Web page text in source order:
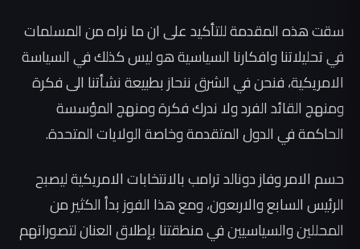
سقت هذه المقدمة للتأكيد على ان ما نراه من المسلمات
في تحليلاتنا وافكارنا السياسية هو ليس كذلك في السياسة
الامريكية، فنحن في الشرق ننحاز بطبيعة نشأتنا الى فكرة
ومنهج القائد الفرد ولا ندرك فكرة ومنهج المؤسسة
الحاكمة في الدول المتقدمة وخاصة الولايات المتحدة.
حسم الامر وفاز دونالد ترامب بالانتخابات الامريكية ليصبح
الرئيس السابع والاربعون، ومع هذا الفوز بدأ الكثير من
المحللين والسياسيين في منطقتنا بإطلاق العنان لتصوراتهم